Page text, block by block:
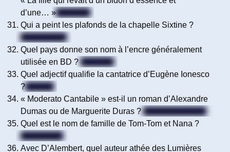
d’une… »Allumette
Qui a peint les plafonds de la chapelle Sixtine ?
Michel-Ange
Quel pays donne son nom à l’encre généralement
utilisée en BD ? La Chine
Quel adjectif qualifie la cantatrice d’Eugène Ionesco
?Chauve
« Moderato Cantabile » est-il un roman d’Alexandre
Dumas ou de Marguerite Duras ? Marguerite Duras
Quel est le nom de famille de Tom-Tom et Nana ?
Dubouchon
Avec D’Alembert, quel auteur athée des Lumières